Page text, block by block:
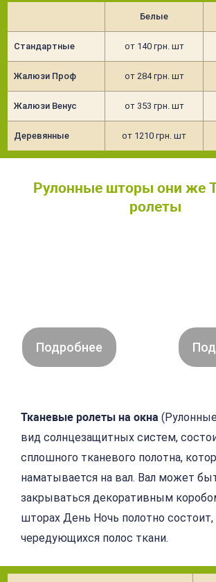
Белые
Стандартные от 140 грн. шт
Жалюзи Проф от 284 грн. шт
Жалюзи Венус от 353 грн. шт
Деревянные от 1210 грн. шт
Рулонные шторы они же
ролеты
Подробнее
Тканевые ролеты на окна
вид солнцезащитных систем, со
сплошного тканевого полотна,
наматывается на вал. Вал может
закрываться декоративным
шторах День Ночь полотно состоит,
чередующихся полос ткани.